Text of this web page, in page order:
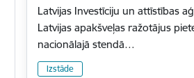
Latvijas Investīciju un attīstības
Latvijas apakšveļas ražotājus
nacionālajā stendā…
Izstāde